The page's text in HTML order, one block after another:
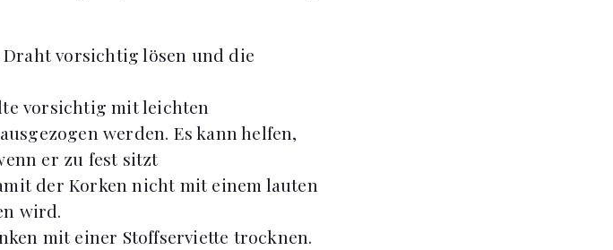
vorsichtig lösen und die
vorsichtig mit leichten
werden. Es kann helfen,
er zu fest sitzt
der Korken nicht mit einem lauten
wird.
mit einer Stoffserviette trocknen.